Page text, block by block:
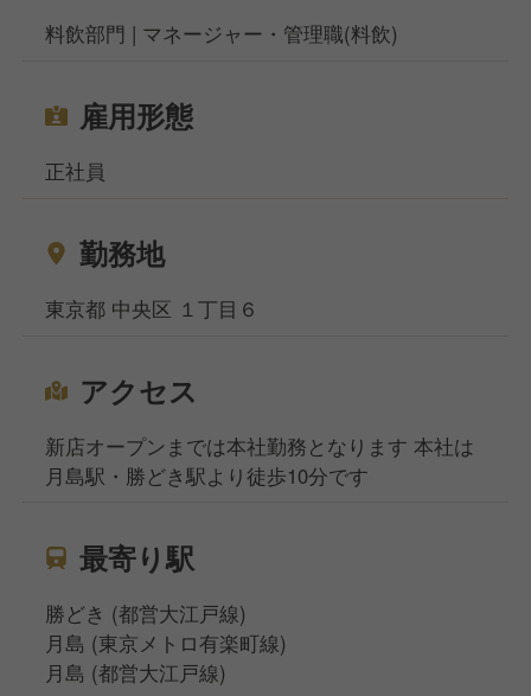
料飲部門 | マネージャー・管理職(料飲)
雇用形態
正社員
勤務地
東京都 中央区 １丁目６
アクセス
新店オープンまでは本社勤務となります 本社は
月島駅・勝どき駅より徒歩10分です
最寄り駅
勝どき (都営大江戸線)
月島 (東京メトロ有楽町線)
月島 (都営大江戸線)